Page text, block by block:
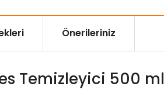
Önerileriniz
Temizleyici 500 ml